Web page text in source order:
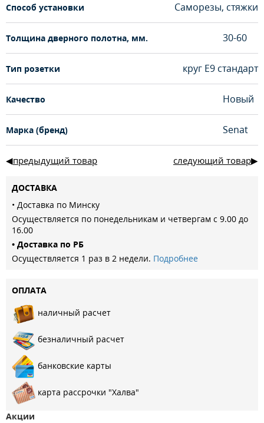
Способ установки Саморезы, стяжки
Толщина дверного полотна, мм. 30-60
Тип розетки круг Е9 стандарт
Качество Новый
Марка (бренд) Senat
предыдущий товар следующий товар
ДОСТАВКА
• Доставка по Минску
Осуществляется по понедельникам и четвергам с 9.00 до
16.00
• Доставка по РБ
Осуществляется 1 раз в 2 недели. Подробнее
ОПЛАТА
наличный расчет
безналичный расчет
банковские карты
карта рассрочки "Халва"
Акции